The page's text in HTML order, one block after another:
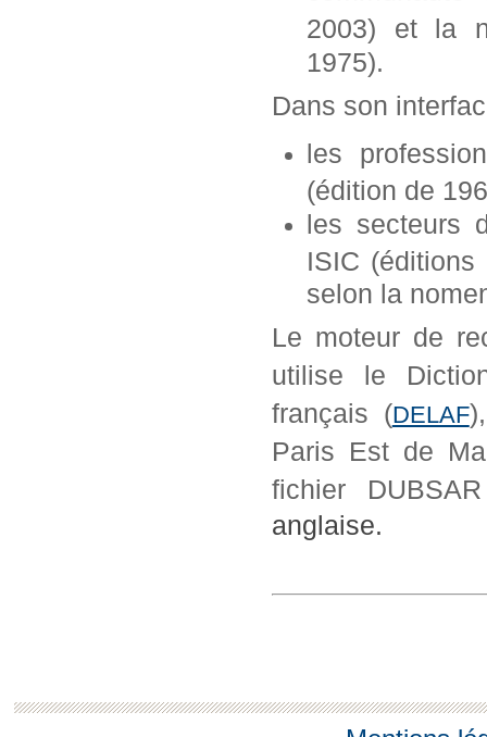
2003)
et la
1975).
Dans son
les
(édition de
les secteurs
ISIC
selon la
Le moteur de
utilise le
français (DELAF
Paris Est de
fichier
anglaise.